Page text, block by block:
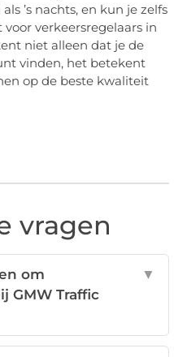
’s nachts, en kun je zelfs
verkeersregelaars in
niet alleen dat je de
vinden, het betekent
op de beste kwaliteit
vragen
om
GMW Traffic
▼